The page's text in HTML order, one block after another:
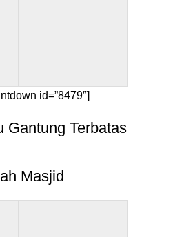
id=”8479″]
Gantung Terbatas
Masjid